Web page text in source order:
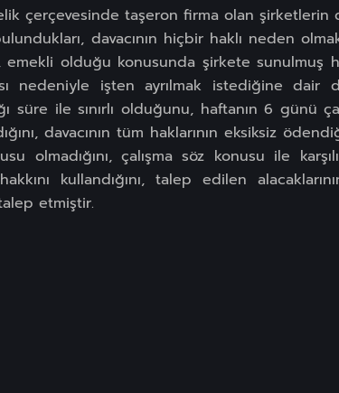
çerçevesinde taşeron firma olan şirketlerin
davacının hiçbir haklı neden
emekli olduğu konusunda şirkete
nedeniyle işten ayrılmak istediğine dair
ile sınırlı olduğunu, haftanın 6 günü
davacının tüm haklarının eksiksiz
çalışma söz konusu ile
kullandığını, talep edilen
etmiştir.